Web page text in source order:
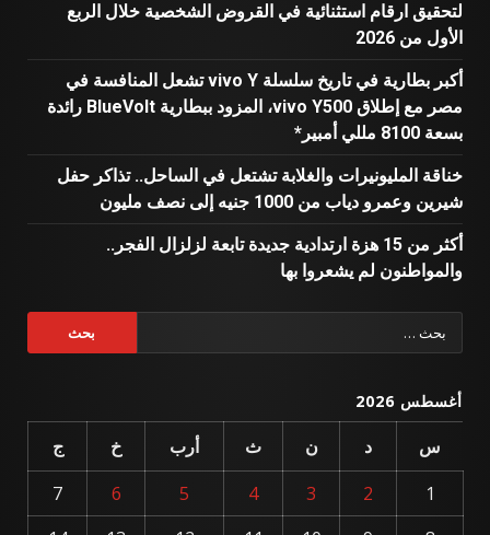
لتحقيق ارقام استثنائية في القروض الشخصية خلال الربع
الأول من 2026
أكبر بطارية في تاريخ سلسلة vivo Y تشعل المنافسة في
مصر مع إطلاق vivo Y500، المزود ببطارية BlueVolt رائدة
بسعة 8100 مللي أمبير*
خناقة المليونيرات والغلابة تشتعل في الساحل.. تذاكر حفل
شيرين وعمرو دياب من 1000 جنيه إلى نصف مليون
أكثر من 15 هزة ارتدادية جديدة تابعة لزلزال الفجر..
والمواطنون لم يشعروا بها
عن:
أغسطس 2026
س د ن ث أرب خ
ج
1
2
3
4
5
6
7